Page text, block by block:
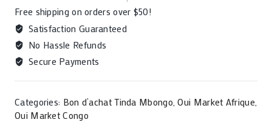
quantity
Free shipping on orders over $50!
Satisfaction Guaranteed
No Hassle Refunds
Secure Payments
Categories: Bon d’achat Tinda Mbongo,Oui Market Afrique,
Oui Market Congo